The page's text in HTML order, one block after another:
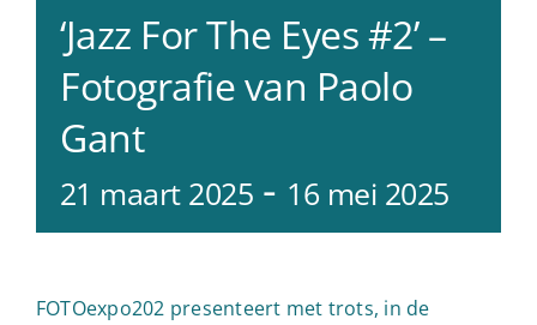
‘Jazz For The Eyes #2’ –
Fotografie van Paolo
Gant
21 maart 2025- 16 mei 2025
FOTOexpo202 presenteert met trots, in de